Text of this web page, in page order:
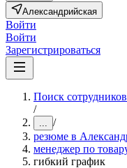
Александрийская
Войти
Войти
Зарегистрироваться
Поиск
/
... /
резюме в
менеджер по
гибкий график